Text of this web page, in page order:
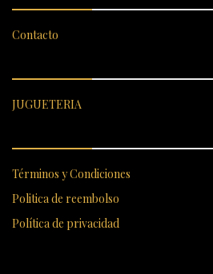
Contacto
JUGUETERIA
Términos y Condiciones
Politica de reembolso
Política de privacidad